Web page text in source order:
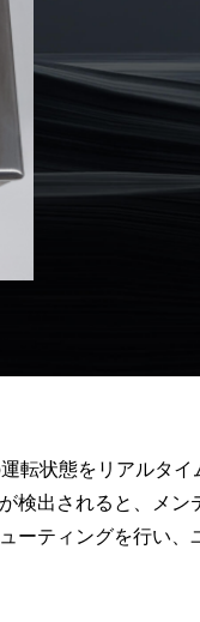
転状態をリアルタ
出されると、メ
ティングを行い、